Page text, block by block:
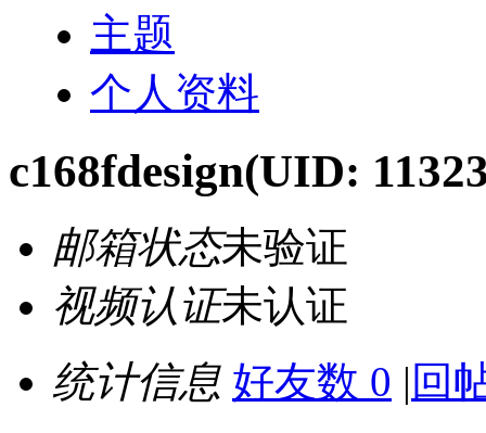
主题
个人资料
c168fdesign(UID:
邮箱状态未验证
视频认证未认证
统计信息 好友数 0 | 回